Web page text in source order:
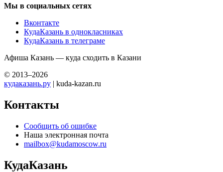
Мы в социальных сетях
Вконтакте
КудаКазань в однокласниках
КудаКазань в телеграме
Афиша Казань — куда сходить в Казани
© 2013–2026
кудаказань.ру | kuda-kazan.ru
Контакты
Сообщить об ошибке
Наша электронная почта
mailbox@kudamoscow.ru
КудаКазань